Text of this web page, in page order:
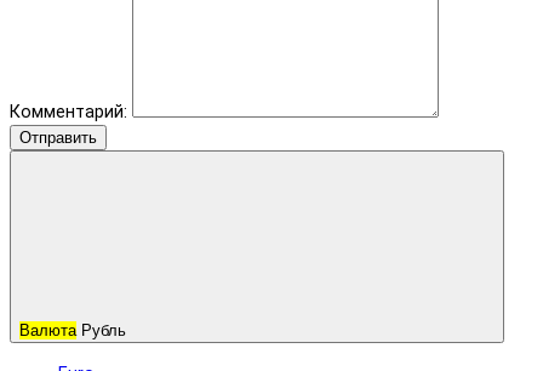
Комментарий:
Отправить
Валюта Рубль